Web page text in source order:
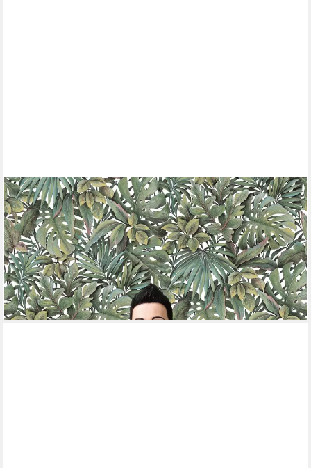
GLÖÖCKLER
Fototapete, 3D-Optik, tropisch, botanisch, (1 St), Dschungeloptik,
moderne Tapete für Wohnzimmer Schlafzimmer Küche
60,99 € UVP70,45 €
(11,44 €/ 1 qm)
-13%
lieferbar - in 3-4 Werktagen bei dir